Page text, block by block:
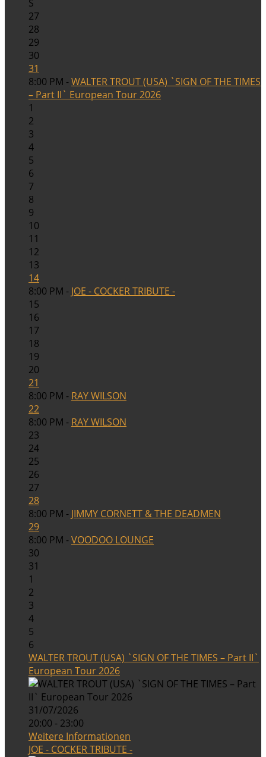
S
27
28
29
30
31
8:00 PM -WALTER TROUT (USA) `SIGN OF THE TIMES
– Part II` European Tour 2026
1
2
3
4
5
6
7
8
9
10
11
12
13
14
8:00 PM - JOE - COCKER TRIBUTE -
15
16
17
18
19
20
21
8:00 PM - RAY WILSON
22
8:00 PM - RAY WILSON
23
24
25
26
27
28
8:00 PM - JIMMY CORNETT & THE DEADMEN
29
8:00 PM -VOODOO LOUNGE
30
31
1
2
3
4
5
6
WALTER TROUT (USA) `SIGN OF THE TIMES – Part II`
European Tour 2026
31/07/2026
20:00 - 23:00
Weitere Informationen
JOE - COCKER TRIBUTE -